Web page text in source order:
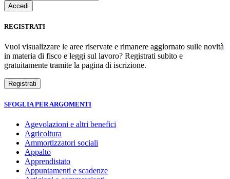
REGISTRATI
Vuoi visualizzare le aree riservate e rimanere aggiornato sulle novità
in materia di fisco e leggi sul lavoro? Registrati subito e
gratuitamente tramite la pagina di iscrizione.
SFOGLIA PER ARGOMENTI
Agevolazioni e altri benefici
Agricoltura
Ammortizzatori sociali
Appalto
Apprendistato
Appuntamenti e scadenze